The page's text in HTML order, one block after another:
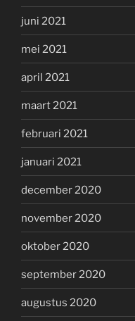
juni 2021
mei 2021
april 2021
maart 2021
februari 2021
januari 2021
december 2020
november 2020
oktober 2020
september 2020
augustus 2020